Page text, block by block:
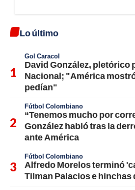
Lo último
Gol Caracol
David González, pletórico
Nacional; "América
pedían"
Fútbol Colombiano
“Tenemos mucho por
González habló tras la
ante América
Fútbol Colombiano
Alfredo Morelos terminó
Tilman Palacios e hinchas